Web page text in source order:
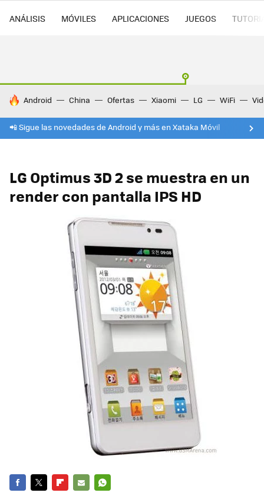
ANÁLISIS MÓVILES APLICACIONES JUEGOS
HOY SE HABLA DE
Android China Ofertas Xiaomi LG WiFi
📲 Sigue las novedades de Android y más en Xataka Móvil
LG Optimus 3D 2 se muestra en un
render con pantalla IPS HD